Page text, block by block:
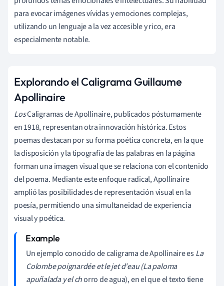
para evocar imágenes vívidas y emociones complejas,
utilizando un lenguaje a la vez accesible y rico, era
especialmente notable.
Explorando el Caligrama Guillaume
Apollinaire
LosCaligramas de Apollinaire, publicados póstumamente
en 1918, representan otra innovación histórica. Estos
poemas destacan por su forma poética concreta, en la que
la disposición y la tipografía de las palabras en la página
forman una imagen visual que se relaciona con el contenido
del poema. Mediante este enfoque radical, Apollinaire
amplió las posibilidades de representación visual en la
poesía, permitiendo una simultaneidad de experiencia
visual y poética.
Un ejemplo conocido de caligrama de Apollinaire esLa
Colombe poignardée et le jet d'eau (La paloma
apuñalada y el chorro de agua), en el que el texto tiene